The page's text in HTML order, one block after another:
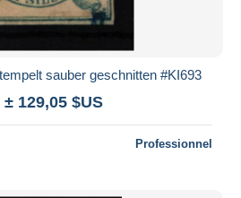
sauber geschnitten #KI693
± 129,05 $US
Professionnel